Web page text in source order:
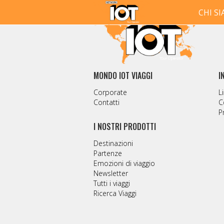
CHI
MONDO IOT VIAGGI
Corporate
Contatti
I NOSTRI PRODOTTI
Destinazioni
Partenze
Emozioni di viaggio
Newsletter
Tutti i viaggi
Ricerca Viaggi